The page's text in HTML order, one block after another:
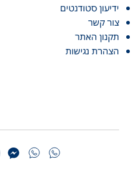
ידיעון סטודנטים
צור קשר
תקנון האתר
הצהרת נגישות